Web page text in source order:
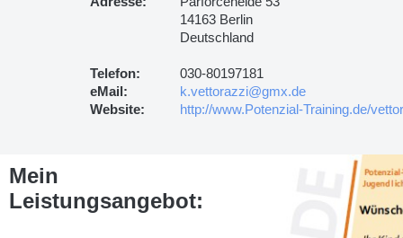
Telefon:
eMail:
Website:
14163 Berlin
Deutschland
030-80197181
k.vettorazzi@gmx.de
http://www.Potenzial-Training.de/
Mein
Leistungsangebot: